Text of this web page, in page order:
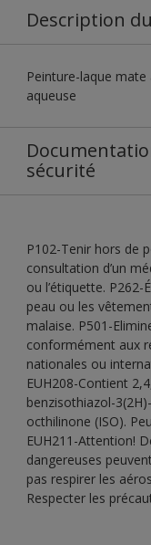
Description
Peinture-laque mate
aqueuse
sécurité
P102-Tenir hors de
consultation d’un
ou l’étiquette.
peau ou les
malaise. P501-
conformément aux
nationales ou
EUH208-Contient
benzisothiazol-
octhilinone (ISO).
EUH211-Attention!
dangereuses
pas respirer les
Respecter les